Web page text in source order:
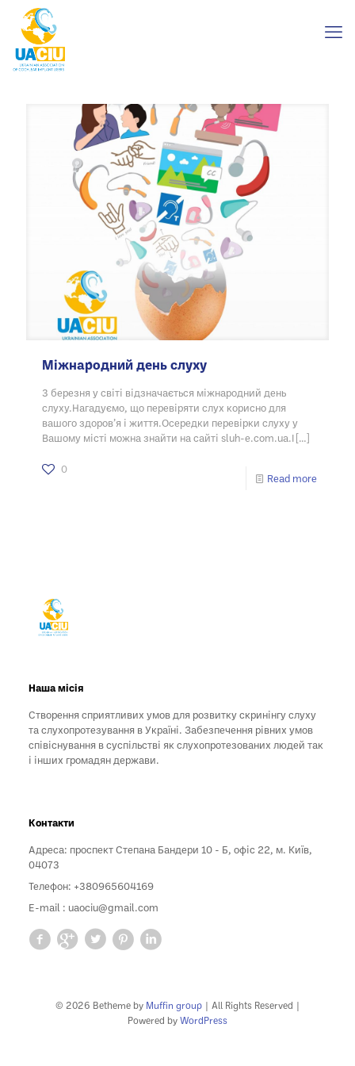
Міжнародний день слуху
3 березня у світі відзначається міжнародний день
слуху.Нагадуємо, що перевіряти слух корисно для
вашого здоров’я і життя.Осередки перевірки слуху у
Вашому місті можна знайти на сайті sluh-e.com.ua.І[…]
0
Read more
Наша місія
Створення сприятливих умов для розвитку скринінгу слуху
та слухопротезування в Україні. Забезпечення рівних умов
співіснування в суспільстві як слухопротезованих людей так
і інших громадян держави.
Контакти
Адреса: проспект Степана Бандери 10 - Б, офіс 22, м. Київ,
04073
Телефон: +380965604169
E-mail : uaociu@gmail.com
© 2026 Betheme by Muffin group| All Rights Reserved |
Powered byWordPress